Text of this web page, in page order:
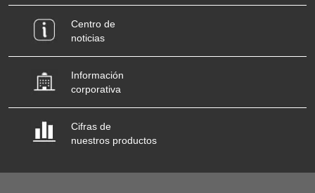
Centro de
noticias
Información
corporativa
Cifras de
nuestros productos